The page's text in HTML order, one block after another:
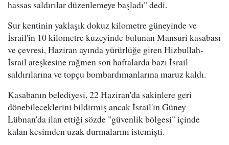
hassas saldırılar düzenlemeye başladı" dedi.
Sur kentinin yaklaşık dokuz kilometre güneyinde ve
İsrail'in 10 kilometre kuzeyinde bulunan Mansuri kasabası
ve çevresi, Haziran ayında yürürlüğe giren Hizbullah-
İsrail ateşkesine rağmen son haftalarda bazı İsrail
saldırılarına ve topçu bombardımanlarına maruz kaldı.
Kasabanın belediyesi, 22 Haziran'da sakinlere geri
dönebileceklerini bildirmiş ancak İsrail'in Güney
Lübnan'da ilan ettiği sözde "güvenlik bölgesi" içinde
kalan kesimden uzak durmalarını istemişti.